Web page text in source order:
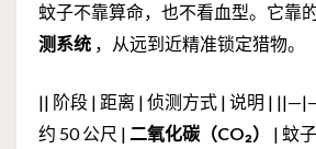
蚊子不靠算命，也不看血型。它靠
测系统 ，从远到近精准锁定猎物。
|| 阶段 | 距离 | 侦测方式 | 说明 |
约 50 公尺 | 二氧化碳（CO₂）
| 蚊